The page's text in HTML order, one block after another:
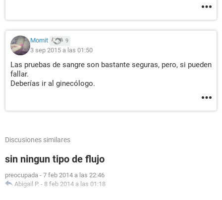
Momit 9
3 sep 2015 a las 01:50
Las pruebas de sangre son bastante seguras, pero, si pueden
fallar.
Deberías ir al ginecólogo.
Discusiones similares
sin ningun tipo de flujo
preocupada - 7 feb 2014 a las 22:46
Abigail P. - 8 feb 2014 a las 01:18